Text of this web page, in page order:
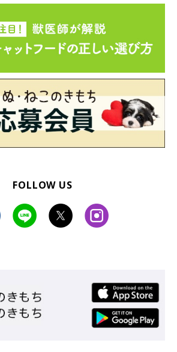
えてから家にいる時間が格段に増え、夫婦
のことばかりだと話す飼い主さん。もんが
しているおかげで、「私たち夫婦に笑顔が
す。
せな日々を振り返り、飼い主さんはどのよ
ちのコになってくれて本当にありがとう』
いコたちをお迎えしてくださる方がひとり
。猫ちゃんが安心して暮らせるおうちが
と、いつも願っています」
FOLLOW US